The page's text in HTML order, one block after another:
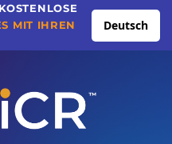
MIT IHREN
Deutsch